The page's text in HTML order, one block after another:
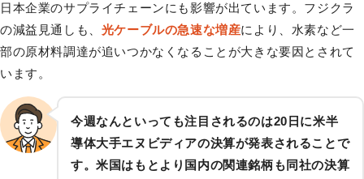
日本企業のサプライチェーンにも影響が出ています。フジクラ
の減益見通しも、 光ケーブルの急速な増産により、水素など一
部の原材料調達が追いつかなくなることが大きな要因とされて
います。
今週なんといっても注目されるのは20日に米半
導体大手エヌビディアの決算が発表されることで
す。米国はもとより国内の関連銘柄も同社の決算